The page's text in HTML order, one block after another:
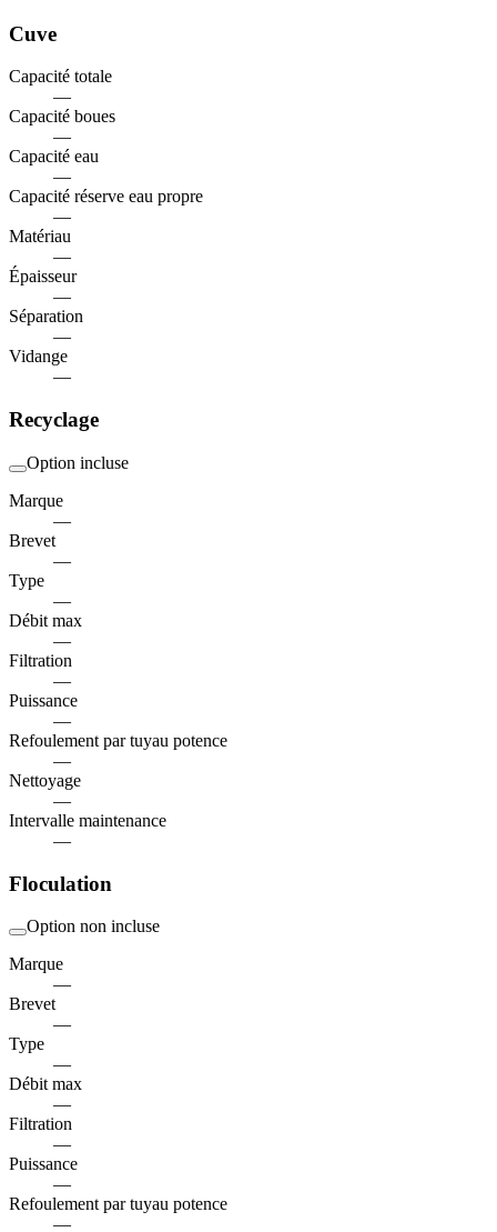
Cuve
Capacité totale
—
Capacité boues
—
Capacité eau
—
Capacité réserve eau propre
—
Matériau
—
Épaisseur
—
Séparation
—
Vidange
—
Recyclage
Option incluse
Marque
—
Brevet
—
Type
—
Débit max
—
Filtration
—
Puissance
—
Refoulement par tuyau potence
—
Nettoyage
—
Intervalle maintenance
—
Floculation
Option non incluse
Marque
—
Brevet
—
Type
—
Débit max
—
Filtration
—
Puissance
—
Refoulement par tuyau potence
—